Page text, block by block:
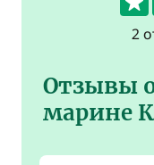
2
Отзывы
марине